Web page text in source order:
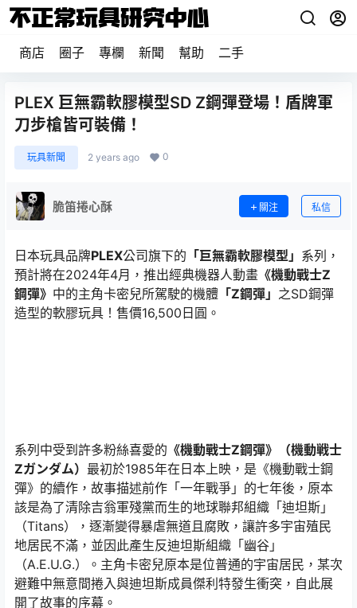
商店 圈子 專欄 新聞 幫助 二手
PLEX 巨無霸軟膠模型SD Z鋼彈登場！盾牌軍
刀步槍皆可裝備！
玩具新聞 2 years ago 0
脆笛捲心酥 關注 私信
日本玩具品牌PLEX公司旗下的 「巨無霸軟膠模型」 系列，
預計將在2024年4月，推出經典機器人動畫 《機動戰士Z
鋼彈》 中的主角卡密兒所駕駛的機體 「Z鋼彈」 之SD鋼彈
造型的軟膠玩具！售價16,500日圓。
系列中受到許多粉絲喜愛的 《機動戰士Z鋼彈》（機動戦士
Zガンダム） 最初於1985年在日本上映，是《機動戰士鋼
彈》的續作，故事描述前作「一年戰爭」的七年後，原本
該是為了清除吉翁軍殘黨而生的地球聯邦組織「迪坦斯」
（Titans），逐漸變得暴虐無道且腐敗，讓許多宇宙殖民
地居民不滿，並因此產生反迪坦斯組織「幽谷」
（A.E.U.G.）。主角卡密兒原本是位普通的宇宙居民，某次
避難中無意間捲入與迪坦斯成員傑利特發生衝突，自此展
開了故事的序幕。